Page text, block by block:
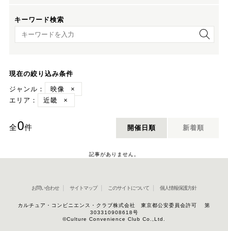
キーワード検索
キーワード検索
現在の絞り込み条件
ジャンル：
映像
×
エリア：
近畿 ×
全0件 開催日順 新着順
記事がありません。
お問い合わせ サイトマップ このサイトについて 個人情報保護方針
カルチュア・コンビニエンス・クラブ株式会社 東京都公安委員会許可 第
303310908618号
©Culture Convenience Club Co.,Ltd.